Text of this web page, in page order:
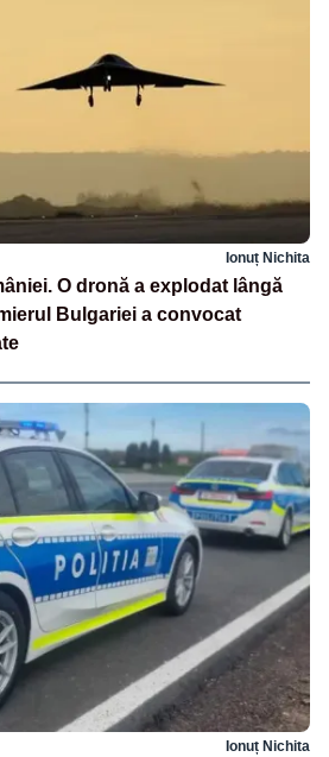
Ionuț Nichita
O dronă a explodat lângă
Bulgariei a convocat
Ionuț Nichita